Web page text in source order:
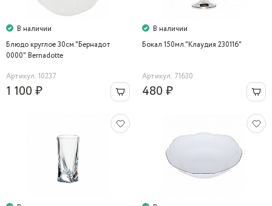
В наличии
Блюдо круглое 30см."Бернадот
0000" Bernadotte
Артикул: 10237
1 100 ₽
В наличии
Бокал 150мл."Клаудия 230116"
Артикул: 71630
480 ₽